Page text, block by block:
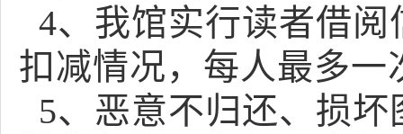
4、我馆实行读者借
扣减情况，每人最多一
5、恶意不归还、损